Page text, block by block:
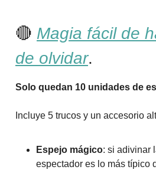
🔴 Magia fácil de
de olvidar.
Solo quedan 10 unidades de
Incluye 5 trucos y un accesorio
Espejo mágico: si adivinar
espectador es lo más típico